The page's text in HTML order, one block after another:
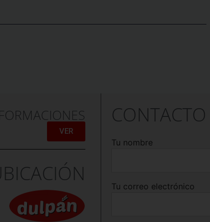
VER
CONTACTO
Tu nombre
Tu correo electrónico